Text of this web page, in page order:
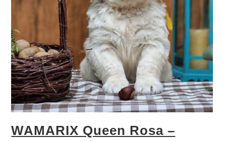
WAMARIX Queen Rosa –